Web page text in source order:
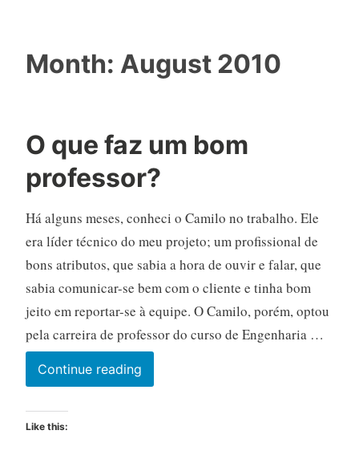
Month: August 2010
O que faz um bom
professor?
Há alguns meses, conheci o Camilo no trabalho. Ele
era líder técnico do meu projeto; um profissional de
bons atributos, que sabia a hora de ouvir e falar, que
sabia comunicar-se bem com o cliente e tinha bom
jeito em reportar-se à equipe. O Camilo, porém, optou
pela carreira de professor do curso de Engenharia …
Continue readingO
que
Like this: